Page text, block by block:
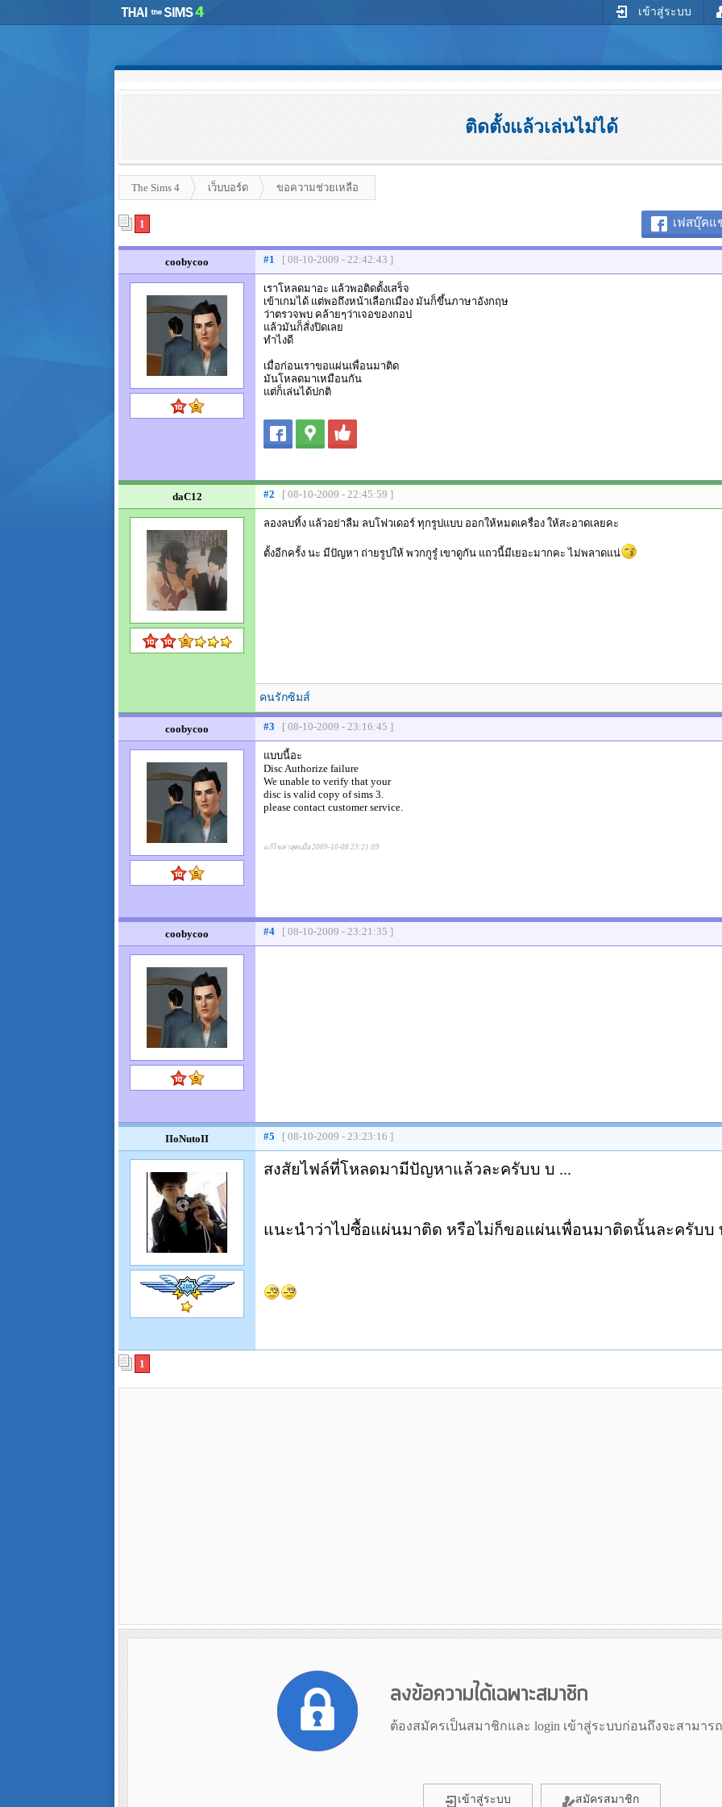
เข้าสู่ระบบ
ติดตั้งแล้วเล่นไม่ได้
The Sims 4 เว็บบอร์ด ขอความช่วยเหลือ
เฟสบุ๊คแ
1
coobycoo #1 [ 08-10-2009 - 22:42:43 ]
เราโหลดมาอะ แล้วพอติดตั้งเสร็จ
เข้าเกมได้ แต่พอถึงหน้าเลือกเมือง มันก็ขึ้นภาษาอังกฤษ
ว่าตรวจพบ คล้ายๆว่าเจอของกอป
แล้วมันก็สั่งปิดเลย
ทำไงดี
เมื่อก่อนเราขอแผ่นเพื่อนมาติด
มันโหลดมาเหมือนกัน
แต่ก็เล่นได้ปกติ
daC12 #2 [ 08-10-2009 - 22:45:59 ]
ลองลบทิ้ง แล้วอย่าลืม ลบโฟวเดอร์ ทุกรูปแบบ ออกให้หมดเครื่อง ให้สะอาดเลยคะ
ตั้งอีกครั้ง นะ มีปัญหา ถ่ายรูปให้ พวกกูรู๋ เขาดูกัน แถวนี้มีเยอะมากคะ ไม่พลาดแน่
คนรักซิมส์
coobycoo #3 [ 08-10-2009 - 23:16:45 ]
แบบนี้อะ
Disc Authorize failure
We unable to verify that your
disc is valid copy of sims 3.
please contact customer service.
แก้ไขล่าสุดเมื่อ 2009-10-08 23:21:09
coobycoo #4 [ 08-10-2009 - 23:21:35 ]
IIoNutoII #5 [ 08-10-2009 - 23:23:16 ]
สงสัยไฟล์ที่โหลดมามีปัญหาแล้วละครับบ บ ...
แนะนำว่าไปซื้อแผ่นมาติด หรือไม่ก็ขอแผ่นเพื่อนมาติดนั้นละครับบ
1
ลงข้อความได้เฉพาะสมาชิก
ต้องสมัครเป็นสมาชิกและ login เข้าสู่ระบบก่อนถึงจะสามาร
เข้าสู่ระบบ สมัครสมาชิก